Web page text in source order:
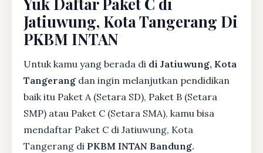
Jatiuwung, Kota Tangerang Di
PKBM INTAN
Untuk kamu yang berada di di Jatiuwung, Kota
Tangerang dan ingin melanjutkan pendidikan
baik itu Paket A (Setara SD), Paket B (Setara
SMP) atau Paket C (Setara SMA), kamu bisa
mendaftar Paket C di Jatiuwung, Kota
Tangerang di PKBM INTAN Bandung.